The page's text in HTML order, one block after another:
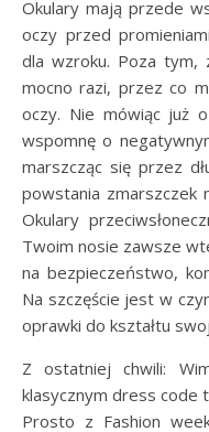
Okulary mają przede
oczy przed
dla wzroku. Poza tym,
mocno razi, przez co
oczy. Nie mówiąc już
wspomnę o
marszcząc się przez
powstania zmarszczek
Okulary
Twoim nosie zawsze
na bezpieczeństwo,
Na szczęście jest w
oprawki do kształtu
Z ostatniej chwili:
klasycznym dress code
Prosto z Fashion